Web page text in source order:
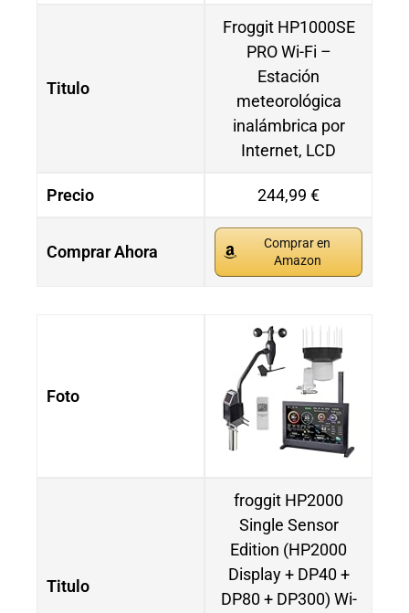
Titulo
Froggit HP1000SE
PRO Wi-Fi –
Estación
meteorológica
inalámbrica por
Internet, LCD
Precio 244,99 €
Comprar Ahora
Comprar en
Amazon
Foto
Titulo
froggit HP2000
Single Sensor
Edition (HP2000
Display + DP40 +
DP80 + DP300) Wi-